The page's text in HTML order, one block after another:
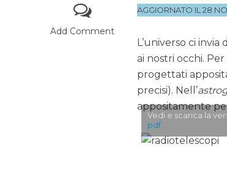
Add Comment
AGGIORNATO IL 28
L’universo ci
ai nostri occhi.
progettati
precisi). Nell’
appositamente
Vedi e scarica la
pdf